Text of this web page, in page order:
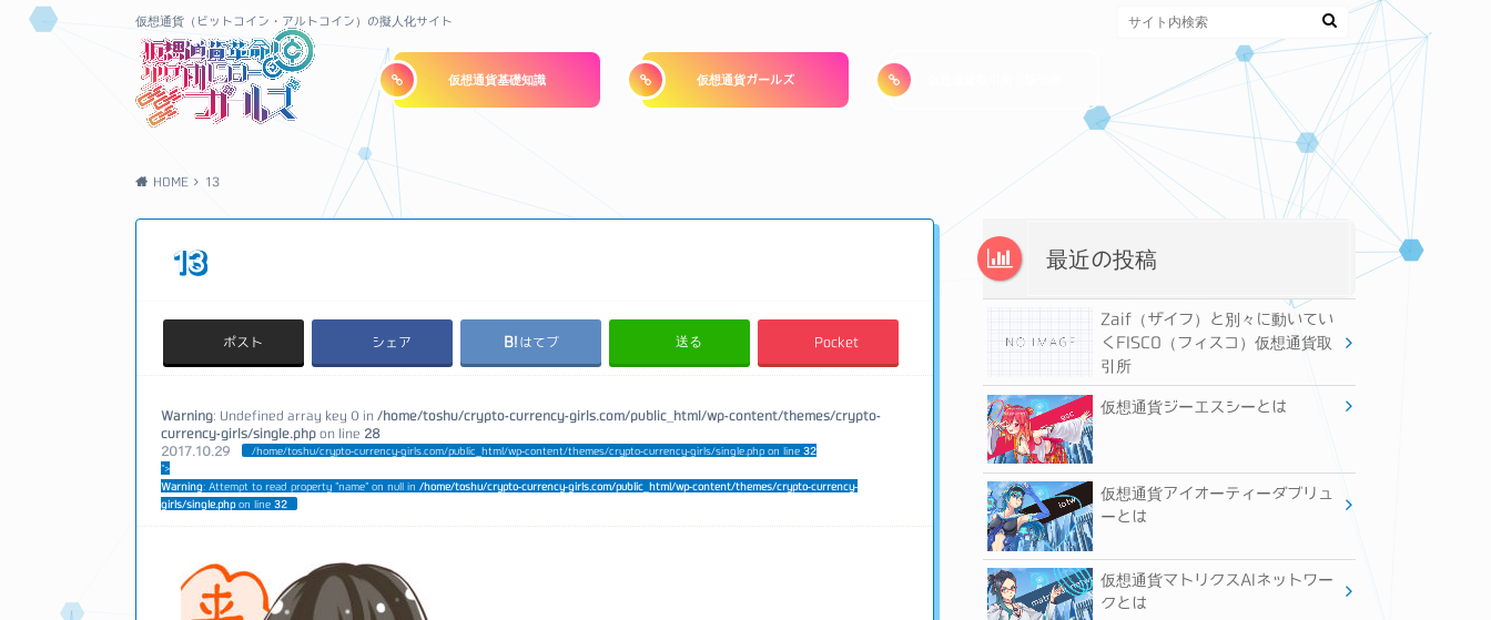
仮想通貨（ビットコイン・アルトコイン）の擬人化サイト
仮想通貨基礎知識 仮想通貨ガールズ
HOME 13
13
ポスト シェア はてブ 送る Pocket
Warning: Undefined array key 0 in /home/toshu/crypto-currency-girls.com/public_html/wp-content/themes/crypto-
currency-girls/single.php on line 28
2017.10.29
/home/toshu/crypto-currency-girls.com/public_html/wp-content/themes/crypto-currency-girls/single.php on line32
">
Warning: Attempt to read property "name" on null in /home/toshu/crypto-currency-girls.com/public_html/wp-content/themes/crypto-currency-
girls/single.phpon line32
最近の投稿
Zaif（ザイフ）と別々に動いてい
くFISCO（フィスコ）仮想通貨取
引所
仮想通貨ジーエスシーとは
仮想通貨アイオーティーダブリュ
ーとは
仮想通貨マトリクスAIネットワー
クとは